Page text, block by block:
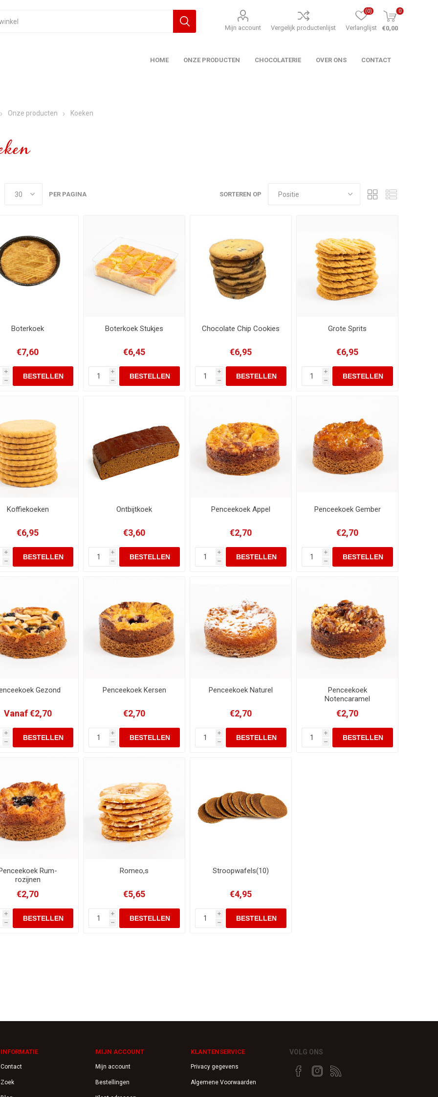
Mijn account Vergelijk productenlijst Verlanglijst
(0) 0
€0,00
HOME ONZE PRODUCTEN CHOCOLATERIE OVER ONS CONTACT
Onze producten Koeken
SORTEREN OP
PER PAGINA
Boterkoek
€7,60
i
h
Boterkoek Stukjes
€6,45
i
h
Chocolate Chip Cookies
€6,95
i
h
Grote Sprits
€6,95
i
h
Koffiekoeken
€6,95
i
h
Ontbijtkoek
€3,60
i
h
Penceekoek Appel
€2,70
i
h
Penceekoek Gember
€2,70
i
h
Gezond
Vanaf €2,70
i
h
Penceekoek Kersen
€2,70
i
h
Penceekoek Naturel
€2,70
i
h
Penceekoek
Notencaramel
€2,70
i
h
Rum-
rozijnen
€2,70
i
h
Romeo,s
€5,65
i
h
Stroopwafels(10)
€4,95
i
h
INFORMATIE
Contact
Zoek
MIJN ACCOUNT
Mijn account
Bestellingen
KLANTENSERVICE
Privacy gegevens
Algemene Voorwaarden
VOLG ONS